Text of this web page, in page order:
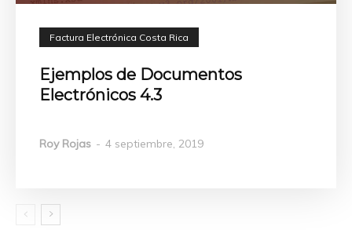
Factura Electrónica Costa Rica
Ejemplos de Documentos
Electrónicos 4.3
Roy Rojas - 4 septiembre, 2019